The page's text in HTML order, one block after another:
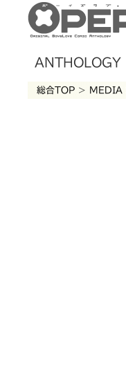
ANTHOLOGY
総合TOP> MEDIA